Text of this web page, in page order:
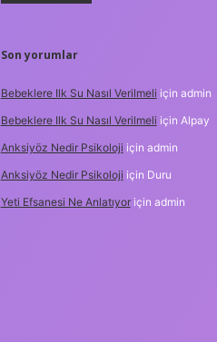
Son yorumlar
Bebeklere Ilk Su Nasıl Verilmeli için admin
Bebeklere Ilk Su Nasıl Verilmeli için Alpay
Anksiyöz Nedir Psikoloji için admin
Anksiyöz Nedir Psikoloji için Duru
Yeti Efsanesi Ne Anlatıyoriçin admin